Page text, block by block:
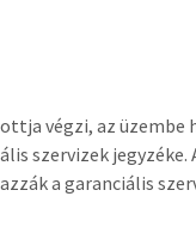
végzi, az üzembe
szervizek jegyzéke.
a garanciális